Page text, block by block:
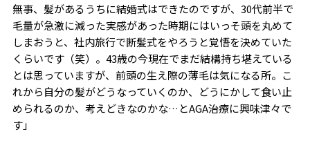
無事、髪があるうちに結婚式はできたのですが、30代前半で
毛量が急激に減った実感があった時期にはいっそ頭を丸めて
しまおうと、社内旅行で断髪式をやろうと覚悟を決めていた
くらいです（笑）。43歳の今現在でまだ結構持ち堪えている
とは思っていますが、前頭の生え際の薄毛は気になる所。こ
れから自分の髪がどうなっていくのか、どうにかして食い止
められるのか、考えどきなのかな…とAGA治療に興味津々で
す」